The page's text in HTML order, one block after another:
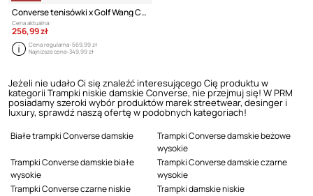
Converse tenisówki x Golf Wang Chuck
Cena aktualna:
256,99 zł
Cena regularna:569,99 zł
Najniższa cena:349,99 zł
Jeżeli nie udało Ci się znaleźć interesującego Cię produktu w
kategorii Trampki niskie damskie Converse, nie przejmuj się! W PRM
posiadamy szeroki wybór produktów marek streetwear, desinger i
luxury, sprawdź naszą ofertę w podobnych kategoriach!
Białe trampki Converse damskie
Trampki Converse damskie beżowe
wysokie
Trampki Converse damskie białe
wysokie
Trampki Converse damskie czarne
wysokie
Trampki Converse czarne niskie
Trampki damskie niskie